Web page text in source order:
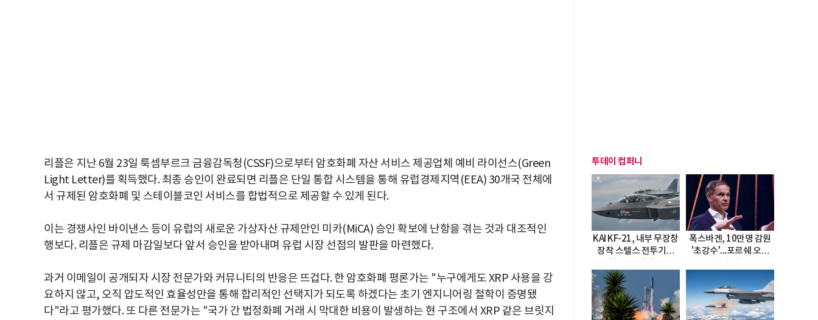
리플은 지난 6월 23일 룩셈부르크 금융감독청(CSSF)으로부터 암호화폐 자산 서비스 제공업체 예비 라이선스(Green
Light Letter)를 획득했다. 최종 승인이 완료되면 리플은 단일 통합 시스템을 통해 유럽경제지역(EEA) 30개국 전체에
서 규제된 암호화폐 및 스테이블코인 서비스를 합법적으로 제공할 수 있게 된다.
이는 경쟁사인 바이낸스 등이 유럽의 새로운 가상자산 규제안인 미카(MiCA) 승인 확보에 난항을 겪는 것과 대조적인
행보다. 리플은 규제 마감일보다 앞서 승인을 받아내며 유럽 시장 선점의 발판을 마련했다.
과거 이메일이 공개되자 시장 전문가와 커뮤니티의 반응은 뜨겁다. 한 암호화폐 평론가는 "누구에게도 XRP 사용을 강
요하지 않고, 오직 압도적인 효율성만을 통해 합리적인 선택지가 되도록 하겠다는 초기 엔지니어링 철학이 증명됐
다"라고 평가했다. 또 다른 전문가는 "국가 간 법정화폐 거래 시 막대한 비용이 발생하는 현 구조에서 XRP 같은 브릿지
투데이 컴퍼니
KAI KF-21, 내부 무장창
장착 스텔스 전투기로
폭스바겐, 10만명 감원
'초강수'...포르쉐 오너